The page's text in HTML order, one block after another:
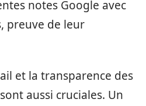
notes Google avec
preuve de leur
et la transparence des
aussi cruciales. Un